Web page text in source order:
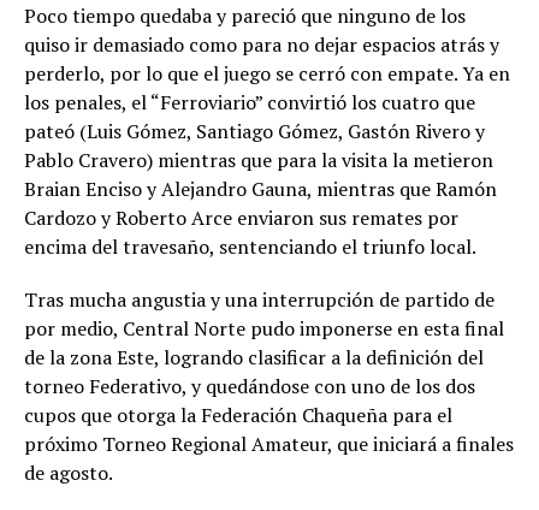
Poco tiempo quedaba y pareció que ninguno de los
quiso ir demasiado como para no dejar espacios atrás y
perderlo, por lo que el juego se cerró con empate. Ya en
los penales, el “Ferroviario” convirtió los cuatro que
pateó (Luis Gómez, Santiago Gómez, Gastón Rivero y
Pablo Cravero) mientras que para la visita la metieron
Braian Enciso y Alejandro Gauna, mientras que Ramón
Cardozo y Roberto Arce enviaron sus remates por
encima del travesaño, sentenciando el triunfo local.
Tras mucha angustia y una interrupción de partido de
por medio, Central Norte pudo imponerse en esta final
de la zona Este, logrando clasificar a la definición del
torneo Federativo, y quedándose con uno de los dos
cupos que otorga la Federación Chaqueña para el
próximo Torneo Regional Amateur, que iniciará a finales
de agosto.